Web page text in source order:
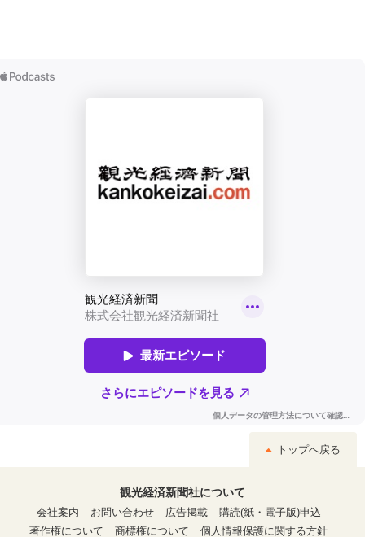
トップへ戻る
観光経済新聞社について
会社案内
お問い合わせ 広告掲載
購読(紙・電子版)申込
著作権について
商標権について 個人情報保護に関する方針